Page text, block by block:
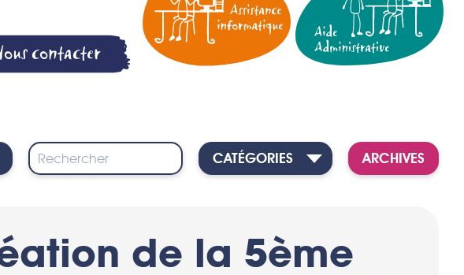
–contacter
CATÉGORIES ARCHIVES
de la 5ème